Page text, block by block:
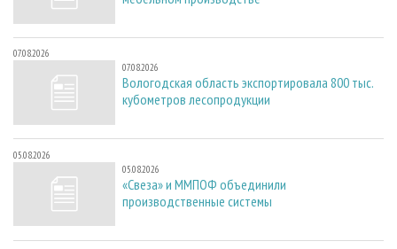
07.08.2026
07.08.2026
Вологодская область экспортировала 800 тыс.
кубометров лесопродукции
05.08.2026
05.08.2026
«Свеза» и ММПОФ объединили
производственные системы